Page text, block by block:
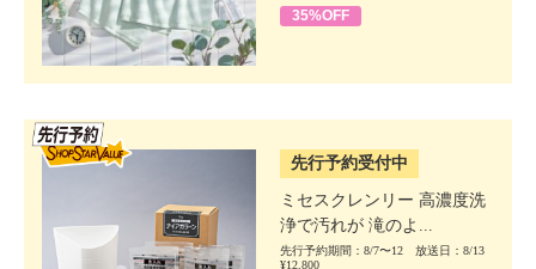
35%OFF
先行予約受付中
ミセスクレンリー 高濃度洗
浄で汚れが 滝のよ...
先行予約期間：8/7〜12 放送日：8/13
¥12,800